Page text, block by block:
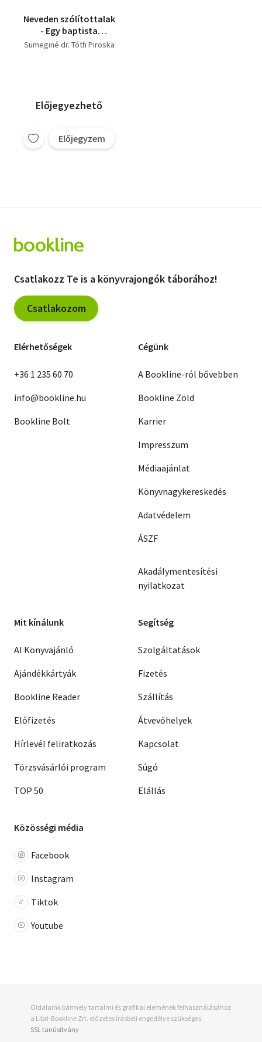
Neveden szólítottalak
- Egy baptista
misszionárius a XX.
Sümeginé dr. Tóth Piroska
Előjegyezhető
Előjegyzem
Csatlakozz Te is a könyvrajongók táborához!
Csatlakozom
Elérhetőségek
+36 1 235 60 70
info@bookline.hu
Bookline Bolt
Cégünk
A Bookline-ról bővebben
Bookline Zöld
Karrier
Impresszum
Médiaajánlat
Könyvnagykereskedés
Adatvédelem
ÁSZF
Akadálymentesítési
nyilatkozat
Mit kínálunk
AI Könyvajánló
Ajándékkártyák
Bookline Reader
Előfizetés
Hírlevél feliratkozás
Törzsvásárlói program
TOP 50
Segítség
Szolgáltatások
Fizetés
Szállítás
Átvevőhelyek
Kapcsolat
Súgó
Elállás
Közösségi média
Facebook
Instagram
Tiktok
Youtube
Oldalaink bármely tartalmi és grafikai elemének felhasználásához
a Libri-Bookline Zrt. előzetes írásbeli engedélye szükséges.
SSL tanúsítvány